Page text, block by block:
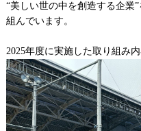
“美しい世の中を創造する企業
組んでいます。
2025年度に実施した取り組み